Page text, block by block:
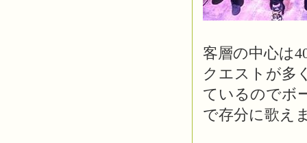
客層の中心は
クエストが多
ているのでボ
で存分に歌え